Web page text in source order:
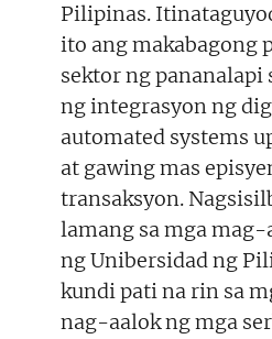
Pilipinas.
ito ang makabagong
sektor ng pananalapi
ng integrasyon ng
automated systems
at gawing mas
transaksyon.
lamang sa mga
ng Unibersidad ng
kundi pati na rin sa
nag-aalok ng mga